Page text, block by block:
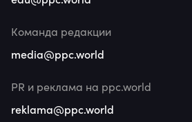
Команда редакции
media@ppc.world
PR и реклама на ppc.world
reklama@ppc.world